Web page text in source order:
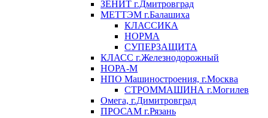
ЗЕНИТ г.Дмитровград
МЕТТЭМ г.Балашиха
КЛАССИКА
НОРМА
СУПЕРЗАЩИТА
КЛАСС г.Железнодорожный
НОРА-М
НПО Машиностроения, г.Москва
СТРОММАШИНА г.Могилев
Омега, г.Димитровград
ПРОСАМ г.Рязань